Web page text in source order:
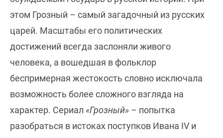
этом Грозный – самый загадочный из русских
царей. Масштабы его политических
достижений всегда заслоняли живого
человека, а вошедшая в фольклор
беспримерная жестокость словно исключала
возможность более сложного взгляда на
характер. Сериал «Грозный» – попытка
разобраться в истоках поступков Ивана IV и